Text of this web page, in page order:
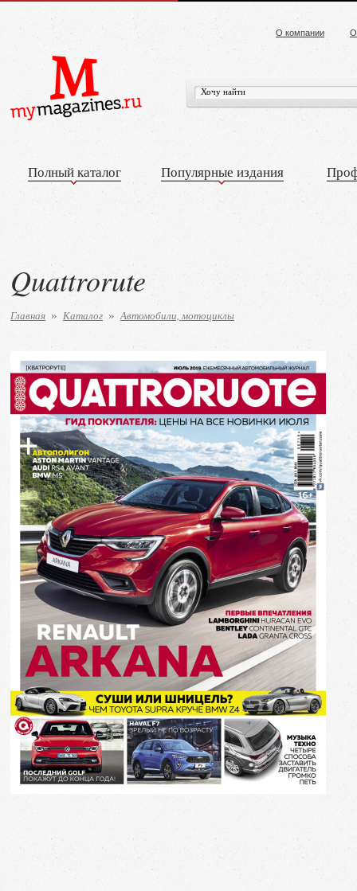
О компании
Полный каталог Популярные издания
Quattrorute
Главная » Каталог » Автомобили, мотоциклы